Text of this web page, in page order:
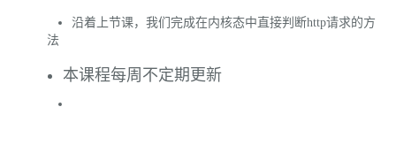
沿着上节课，我们完成在内核态中直接判断http请求的方
法
本课程每周不定期更新